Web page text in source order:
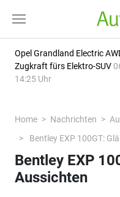
Opel Grandland Electric
Zugkraft fürs Elektro-SUV
14:25 Uhr
Home Nachrichten
Bentley EXP 100GT:
Bentley EXP
Aussichten